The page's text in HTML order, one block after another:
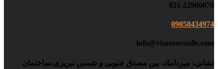
021-22900070
09058434974
info@visatournafis.com
نشانی: میرداماد، بین مصدق جنوبی و شمس تبریزی،ساختمان